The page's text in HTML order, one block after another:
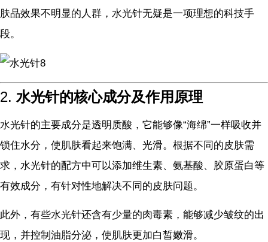
肤品效果不明显的人群，水光针无疑是一项理想的科技手
段。
2. 水光针的核心成分及作用原理
水光针的主要成分是透明质酸，它能够像“海绵”一样吸收并
锁住水分，使肌肤看起来饱满、光滑。根据不同的皮肤需
求，水光针的配方中可以添加维生素、氨基酸、胶原蛋白等
有效成分，有针对性地解决不同的皮肤问题。
此外，有些水光针还含有少量的肉毒素，能够减少皱纹的出
现，并控制油脂分泌，使肌肤更加白皙嫩滑。